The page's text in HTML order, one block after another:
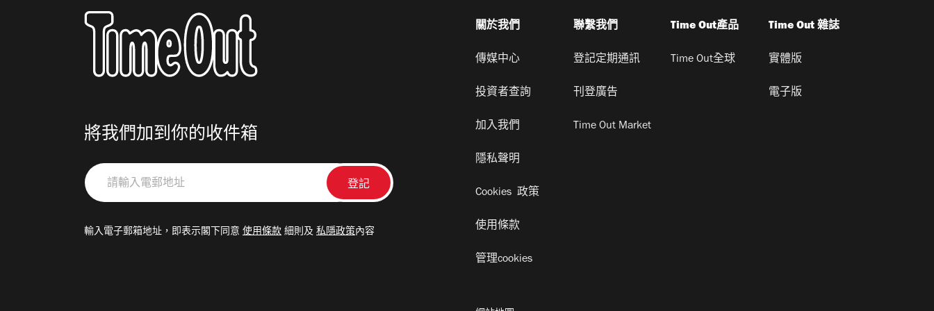
將我們加到你的收件箱
請
輸
郵
輸入電子郵箱地址，即表示閣下同意 使用條款 細則及 私隱政策內容
關於我們
傳媒中心
投資者查詢
加入我們
隱私聲明
Cookies 政策
使用條款
管理cookies
聯繫我們
登記定期通訊
刊登廣告
Time Out Market
Time Out產品
Time Out全球
Time Out 雜誌
實體版
電子版